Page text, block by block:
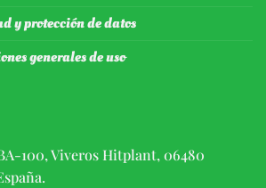
y protección de datos
generales de uso
100, Viveros Hitplant, 06480